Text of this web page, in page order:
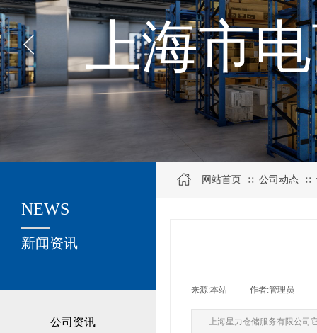
上海市
公司资讯
关于我们
新闻资讯
NEWS
网站首页 ∷ 公司动态 ∷
来源:本站 作者:管理员
上海星力仓储服务有限公